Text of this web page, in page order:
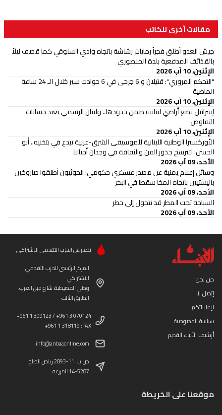
مقالات أخرى للكاتب
جيش العدو أطلق فجراً رمايات رشاشة باتجاه وادي السلوقي كما قصف ليلاً
بالقذائف المدفعية بلدة المنصوري
الإثنين، 10 آب 2026
"التحكم المروري": قتيلان و 6 جرحى في 6 حوادث سير خلال الـ 24 ساعة
الماضية
الإثنين، 10 آب 2026
إسرائيل تضع أراضي لبنانية ضمن حدودها.. ولبنان الرسمي يعيد حسابات
التفاوض
الإثنين، 10 آب 2026
الأوركسترا الوطنية اللبنانية للموسيقى الشرق-عربية تبدع في بتخنيه.. أبو
الحسن: لتترسخ جذور الفن والثقافة في وجدان أجيالنا
الأحد، 09 آب 2026
وسائل إعلام يمنية عن مصدر عسكري حكومي: الحوثيون أطلقوا صاروخين
باليستيين باتجاه المخا سقطا في البحر
الأحد، 09 آب 2026
السباحة تحت المطر قد تتحول إلى خطر
الأحد، 09 آب 2026
من نحن
إتصل بنا
لإعلاناتكم
سياسة الخصوصية
أرشيف الأنباء القديم
تصدر عن الحزب التقدمي الاشتراكي
المركز الرئيسي للحزب التقدمي
الاشتراكي
وطى المصيطبة، شارع جبل العرب،
الطابق الثالث
+961 1 309123 / +961 3 070124
+961 1 318119 :FAX
info@anbaaonline.com
ص.ب: 11-2893 رياض الصلح
14-5287 المزرعة
موقعنا على الخريطة